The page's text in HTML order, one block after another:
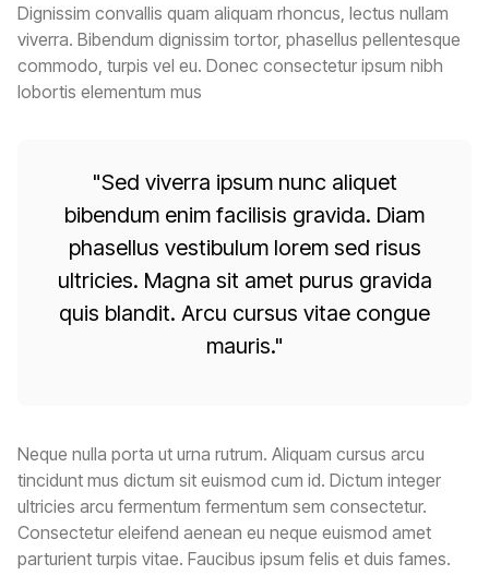
Dignissim convallis quam aliquam rhoncus, lectus nullam
viverra. Bibendum dignissim tortor, phasellus pellentesque
commodo, turpis vel eu. Donec consectetur ipsum nibh
lobortis elementum mus
"Sed viverra ipsum nunc aliquet
bibendum enim facilisis gravida. Diam
phasellus vestibulum lorem sed risus
ultricies. Magna sit amet purus gravida
quis blandit. Arcu cursus vitae congue
mauris."
Neque nulla porta ut urna rutrum. Aliquam cursus arcu
tincidunt mus dictum sit euismod cum id. Dictum integer
ultricies arcu fermentum fermentum sem consectetur.
Consectetur eleifend aenean eu neque euismod amet
parturient turpis vitae. Faucibus ipsum felis et duis fames.